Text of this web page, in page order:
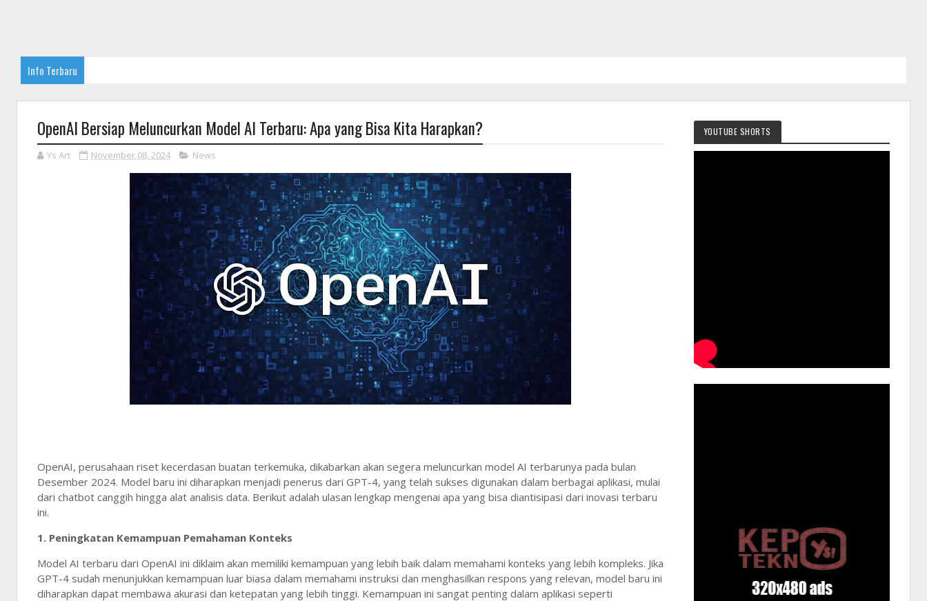
Info Terbaru
OpenAI Bersiap Meluncurkan Model AI Terbaru: Apa yang Bisa Kita Harapkan?
Ys Art November 08, 2024 News
OpenAI, perusahaan riset kecerdasan buatan terkemuka, dikabarkan akan segera meluncurkan model AI terbarunya pada bulan
Desember 2024. Model baru ini diharapkan menjadi penerus dari GPT-4, yang telah sukses digunakan dalam berbagai aplikasi, mulai
dari chatbot canggih hingga alat analisis data. Berikut adalah ulasan lengkap mengenai apa yang bisa diantisipasi dari inovasi terbaru
ini.
1. Peningkatan Kemampuan Pemahaman Konteks
Model AI terbaru dari OpenAI ini diklaim akan memiliki kemampuan yang lebih baik dalam memahami konteks yang lebih kompleks. Jika
GPT-4 sudah menunjukkan kemampuan luar biasa dalam memahami instruksi dan menghasilkan respons yang relevan, model baru ini
diharapkan dapat membawa akurasi dan ketepatan yang lebih tinggi. Kemampuan ini sangat penting dalam aplikasi seperti
YOUTUBE SHORTS